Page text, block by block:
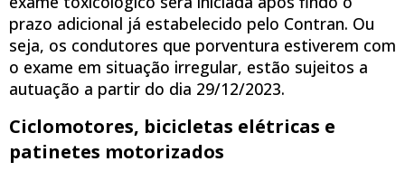
prazo adicional já estabelecido pelo Contran. Ou
seja, os condutores que porventura estiverem com
o exame em situação irregular, estão sujeitos a
autuação a partir do dia 29/12/2023.
Ciclomotores, bicicletas elétricas e
patinetes motorizados